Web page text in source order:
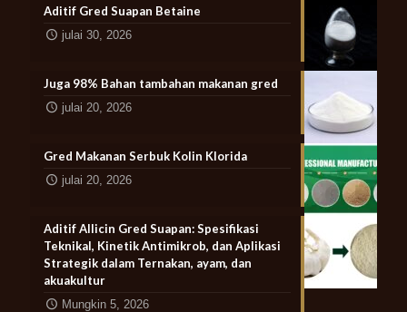
Aditif Gred Suapan Betaine
julai 30, 2026
Juga 98% Bahan tambahan makanan gred
julai 20, 2026
Gred Makanan Serbuk Kolin Klorida
julai 20, 2026
Aditif Allicin Gred Suapan: Spesifikasi
Teknikal, Kinetik Antimikrob, dan Aplikasi
Strategik dalam Ternakan, ayam, dan
akuakultur
Mungkin 5, 2026